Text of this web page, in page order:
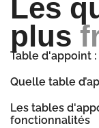
Les
plus
Table d'appoint
Quelle table
Les tables
fonctionnalités